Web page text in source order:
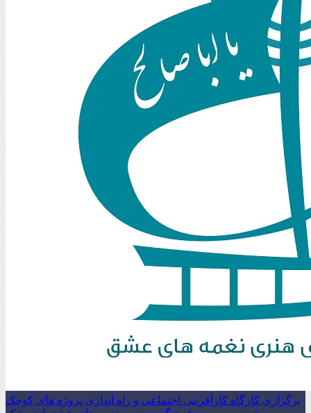
برگزاری کارگاه کارآفرینی اجتماعی و راه اندازی پروژه های کوچک